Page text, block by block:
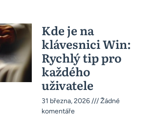
Kde je na
klávesnici Win:
Rychlý tip pro
každého
uživatele
31 března, 2026
Žádné
komentáře